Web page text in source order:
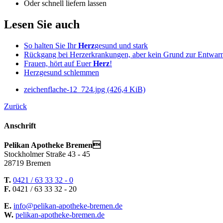
Oder schnell liefern lassen
Lesen Sie auch
So halten Sie IhrHerzgesund und stark
Rückgang bei Herzerkrankungen, aber kein Grund zur
Frauen, hört auf EuerHerz!
Herzgesund schlemmen
zeichenflache-12_724.jpg (426,4 KiB)
Zurück
Anschrift
Pelikan Apotheke Bremen
Stockholmer Straße 43 - 45
28719 Bremen
T. 0421 / 63 33 32 - 0
F. 0421 / 63 33 32 - 20
E. info@pelikan-apotheke-bremen.de
W. pelikan-apotheke-bremen.de